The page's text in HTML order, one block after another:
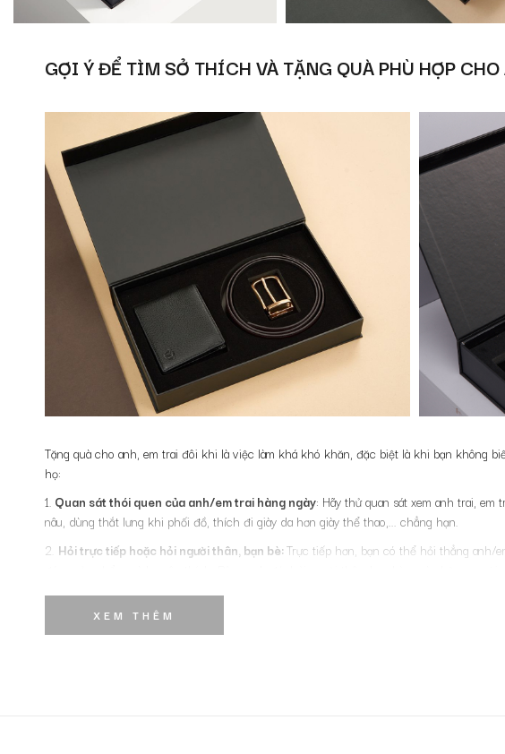
GỢI Ý ĐỂ TÌM SỞ THÍCH VÀ TẶNG QUÀ PHÙ HỢP
Tặng quà cho anh, em trai đôi khi là việc làm khá khó khăn, đặc biệt là khi bạn không
họ:
1. Quan sát thói quen của anh/em trai hàng ngày: Hãy thử quan sát xem anh trai,
nâu, dùng thắt lưng khi phối đồ, thích đi giày da hơn giày thể thao,... chẳng hạn.
2. Hỏi trực tiếp hoặc hỏi người thân, bạn bè:Trực tiếp hơn, bạn có thể hỏi thẳng anh/
3.Tặng quà theo đúng sự kiện sắp diễn ra
chúc mừng, vừa để động viên họ.
XEM THÊM